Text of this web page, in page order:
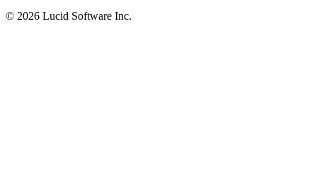
© 2026 Lucid Software Inc.